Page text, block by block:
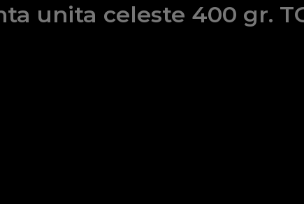
unita celeste 400 gr.